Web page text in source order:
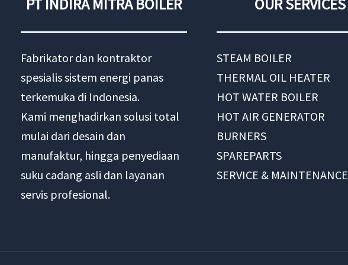
Fabrikator dan kontraktor
spesialis sistem energi panas
terkemuka di Indonesia.
Kami menghadirkan solusi total
mulai dari desain dan
manufaktur, hingga penyediaan
suku cadang asli dan layanan
servis profesional.
STEAM BOILER
THERMAL OIL HEATER
HOT WATER BOILER
HOT AIR GENERATOR
BURNERS
SPAREPARTS
SERVICE & MAINTENANCE